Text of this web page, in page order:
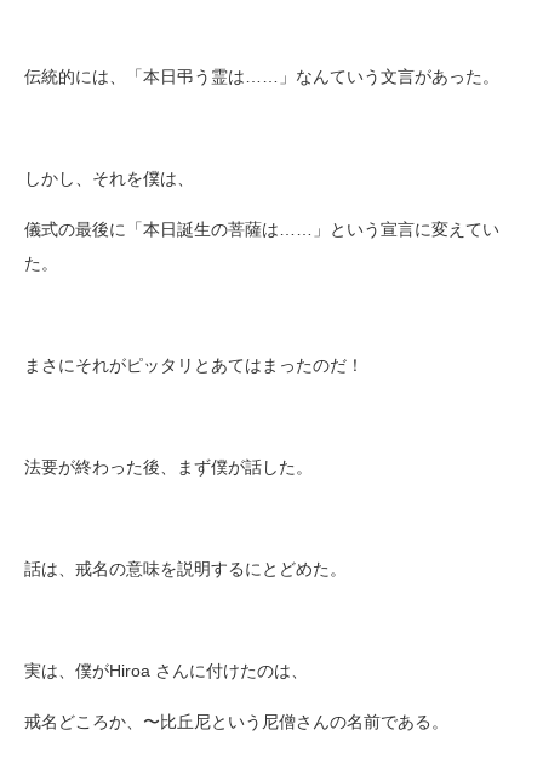
伝統的には、「本日弔う霊は……」なんていう文言があった。
しかし、それを僕は、
儀式の最後に「本日誕生の菩薩は……」という宣言に変えてい
た。
まさにそれがピッタリとあてはまったのだ！
法要が終わった後、まず僕が話した。
話は、 戒名の意味を説明するにとどめた。
実は、僕がHiroa さんに付けたのは、
戒名どころか、〜比丘尼という尼僧さんの名前である。